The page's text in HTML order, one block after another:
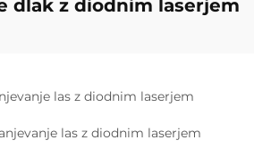
dlak z diodnim laserjem
las z diodnim laserjem
las z diodnim laserjem